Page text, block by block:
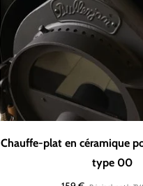
Chauffe-plat en céramique
type 00